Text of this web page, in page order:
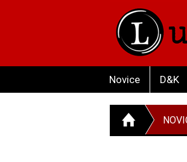
Novice D&K